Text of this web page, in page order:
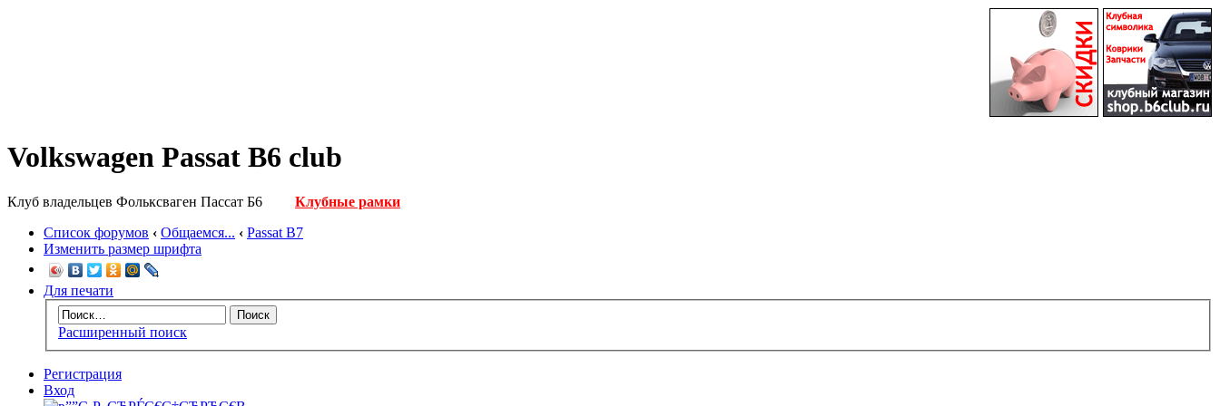
Volkswagen Passat B6 club
Клуб владельцев Фольксваген Пассат Б6
Клубные рамки
Список форумов ‹ Общаемся... ‹ Passat B7
Изменить размер шрифта
Для печати
Расширенный поиск
Регистрация
Вход